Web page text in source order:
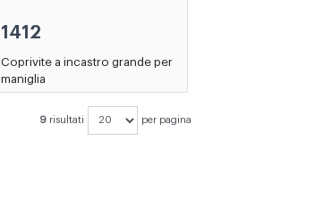
1412
Coprivite a incastro grande per
maniglia
9 risultati per pagina